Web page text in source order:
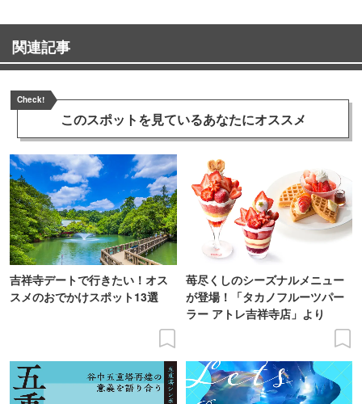
関連記事
Check!
このスポットを見ているあなたにオススメ
吉祥寺デートで行きたい！オス
スメのおでかけスポット13選
苺尽くしのシーズナルメニュー
が登場！「タカノフルーツパー
ラー アトレ吉祥寺店」より